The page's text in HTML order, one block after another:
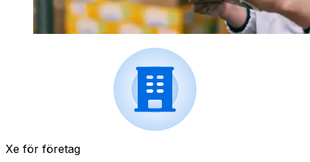
Xe för företag